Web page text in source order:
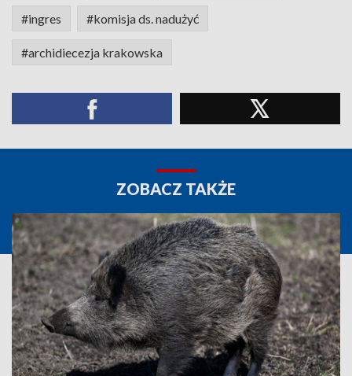
#ingres #komisja ds. nadużyć
#archidiecezja krakowska
ZOBACZ TAKŻE